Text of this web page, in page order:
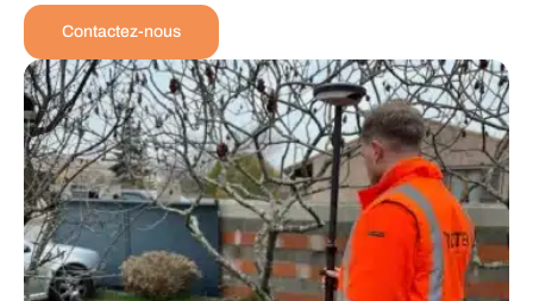
Contactez-nous